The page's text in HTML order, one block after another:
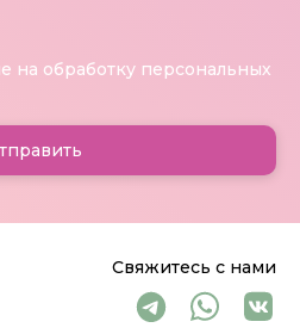
Свяжитесь с нами
на обработку персональных